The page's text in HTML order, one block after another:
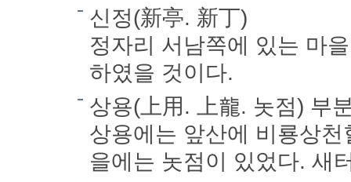
신정(新亭. 新丁)
정자리 서남쪽에 있는 마
하였을 것이다.
상용(上用. 上龍. 놋점) 부
상용에는 앞산에 비룡상
을에는 놋점이 있었다. 새